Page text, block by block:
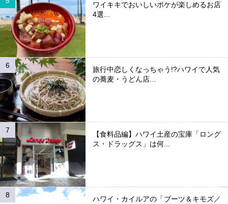
ワイキキでおいしいポケが楽しめるお店
4選...
旅行中恋しくなっちゃう!?ハワイで人気
の蕎麦・うどん店...
【食料品編】ハワイ土産の宝庫「ロング
ス・ドラッグス」は何...
ハワイ・カイルアの「ブーツ＆キモズ／